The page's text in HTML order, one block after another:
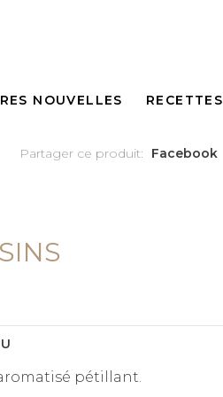
NOUVELLES RECETTES
Partager ce produit: Facebook
pétillant.